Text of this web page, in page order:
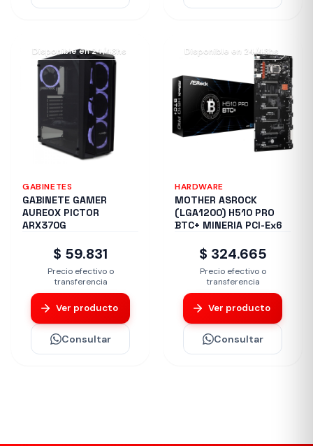
Disponible en 24/48hs
GABINETES
GABINETE GAMER
AUREOX PICTOR
ARX370G
$ 59.831
Precio efectivo o
transferencia
Ver producto
Consultar
Disponible en 24/48hs
HARDWARE
MOTHER ASROCK
(LGA1200) H510 PRO
BTC+ MINERIA PCI-Ex6
$ 324.665
Precio efectivo o
transferencia
Ver producto
Consultar